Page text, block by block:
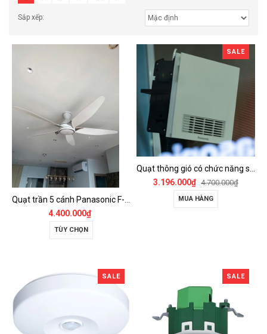
Sắp xếp:
4.400.000₫
TÙY CHỌN
SALE
Quạt thông gió có chức năng sưởi ấm, dùng cho phòng tắm - FV-30BZ1
3.196.000₫ 4.700.000₫
MUA HÀNG
SALE SALE